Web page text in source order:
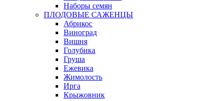
Наборы семян
ПЛОДОВЫЕ САЖЕНЦЫ
Абрикос
Виноград
Вишня
Голубика
Груша
Ежевика
Жимолость
Ирга
Крыжовник